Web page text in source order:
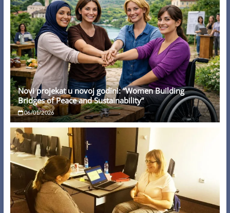
Novi projekat u novoj godini: “Women Building
Bridges of Peace and Sustainability”
06/01/2026